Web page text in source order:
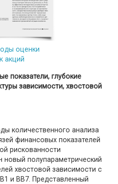
оценки
акций
показатели, глубокие
зависимости, хвостовой
количественного анализа
финансовых показателей
рискованности
новый полупараметрический
хвостовой зависимости с
и BB7. Представленный